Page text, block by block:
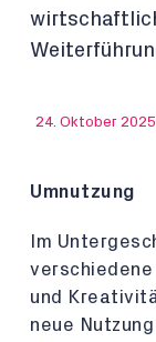
24. Oktober 2025
Umnutzung
Im
und
neue